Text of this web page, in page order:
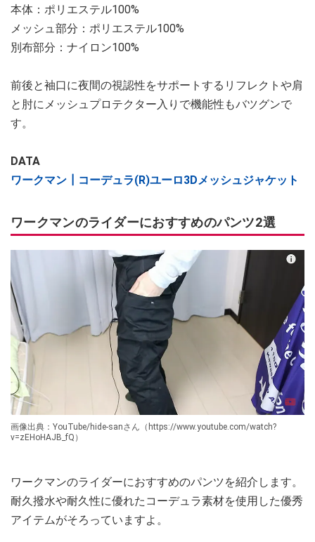
本体：ポリエステル100%
メッシュ部分：ポリエステル100%
別布部分：ナイロン100%
前後と袖口に夜間の視認性をサポートするリフレクトや肩
と肘にメッシュプロテクター入りで機能性もバツグンで
す。
DATA
ワークマン┃コーデュラ(R)ユーロ3Dメッシュジャケット
ワークマンのライダーにおすすめのパンツ2選
画像出典：YouTube/hide-sanさん（https://www.youtube.com/watch?
v=zEHoHAJB_fQ）
ワークマンのライダーにおすすめのパンツを紹介します。
耐久撥水や耐久性に優れたコーデュラ素材を使用した優秀
アイテムがそろっていますよ。